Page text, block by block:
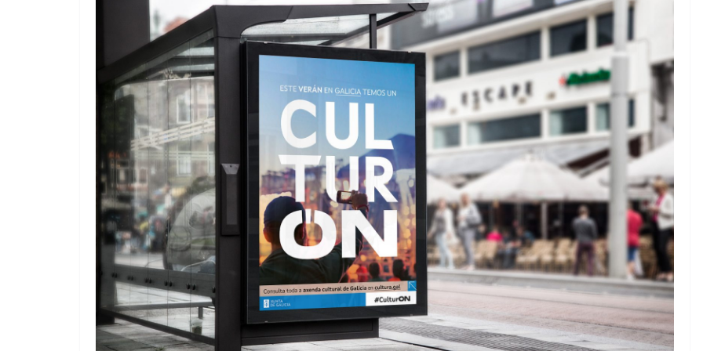
Churrasco en verán
15 Xullo, 2026 Pincha